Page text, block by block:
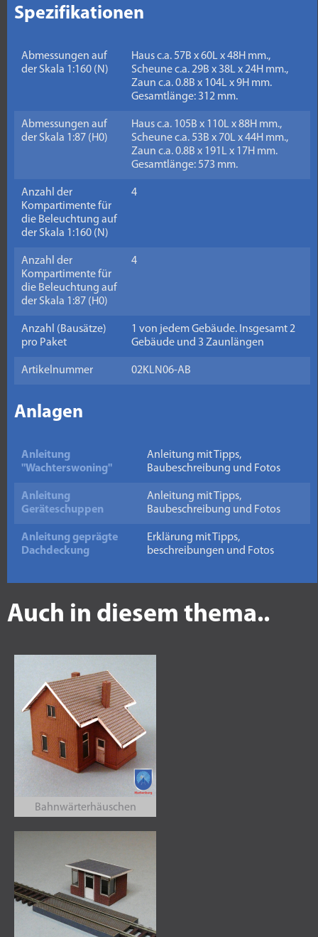
Spezifikationen
Abmessungen auf
der Skala 1:160 (N)
Haus c.a. 57B x 60L x 48H mm.,
Scheune c.a. 29B x 38L x 24H mm.,
Zaun c.a. 0.8B x 104L x 9H mm.
Gesamtlänge: 312 mm.
Abmessungen auf
der Skala 1:87 (H0)
Haus c.a. 105B x 110L x 88H mm.,
Scheune c.a. 53B x 70L x 44H mm.,
Zaun c.a. 0.8B x 191L x 17H mm.
Gesamtlänge: 573 mm.
Anzahl der
Kompartimente für
die Beleuchtung auf
der Skala 1:160 (N)
4
Anzahl der
Kompartimente für
die Beleuchtung auf
der Skala 1:87 (H0)
4
Anzahl (Bausätze)
pro Paket
1 von jedem Gebäude. Insgesamt 2
Gebäude und 3 Zaunlängen
Artikelnummer 02KLN06-AB
Anlagen
Anleitung
"Wachterswoning"
Anleitung mit Tipps,
Baubeschreibung und Fotos
Anleitung
Geräteschuppen
Anleitung mit Tipps,
Baubeschreibung und Fotos
Anleitung geprägte
Dachdeckung
Erklärung mit Tipps,
beschreibungen und Fotos
Auch in diesem thema..
Bahnwärterhäuschen